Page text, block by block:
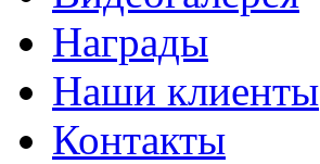
Награды
Наши клиенты
Контакты